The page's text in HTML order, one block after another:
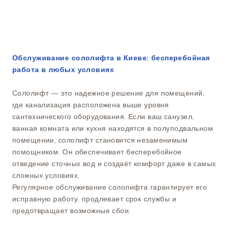
Обслуживание сололифта в Киеве: бесперебойная
работа в любых условиях
Сололифт — это надежное решение для помещений,
где канализация расположена выше уровня
сантехнического оборудования. Если ваш санузел,
ванная комната или кухня находятся в полуподвальном
помещении, сололифт становится незаменимым
помощником. Он обеспечивает бесперебойное
отведение сточных вод и создаёт комфорт даже в самых
сложных условиях.
Регулярное обслуживание сололифта гарантирует его
исправную работу, продлевает срок службы и
предотвращает возможные сбои.